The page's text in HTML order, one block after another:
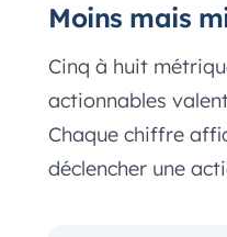
Moins mais
Cinq à huit
actionnables
Chaque chiffre
déclencher une